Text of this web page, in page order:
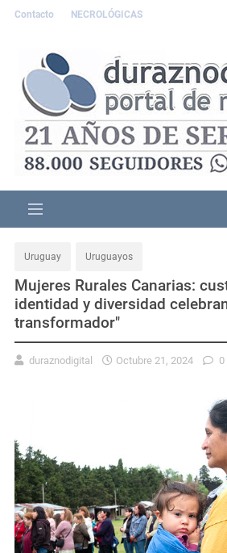
Contacto NECROLÓGICAS
Uruguay Uruguayos
Mujeres Rurales Canarias:
identidad y diversidad
transformador"
duraznodigital Octubre 21, 2024 0